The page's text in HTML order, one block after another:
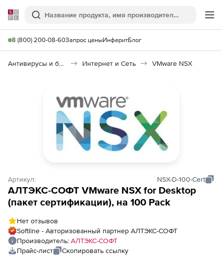
Softline
Поиск
8 (800) 200-08-60Запрос ценыИнферитБлог
Антивирусы и безопасность Интернет и Сеть VMware NSX
Артикул: NSX-D-100-Cert
АЛТЭКС-СОФТ VMware NSX for Desktop
(пакет сертификации), на 100 Pack
Нет отзывов
Softline - Авторизованный партнер АЛТЭКС-СОФТ
Производитель: АЛТЭКС-СОФТ
Прайс-лист
Скопировать ссылку